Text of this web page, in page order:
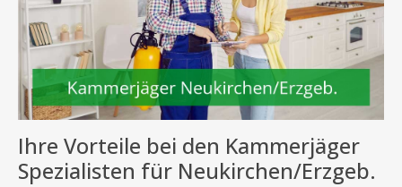
Ihre Vorteile bei den Kammerjäger
Spezialisten für Neukirchen/Erzgeb.